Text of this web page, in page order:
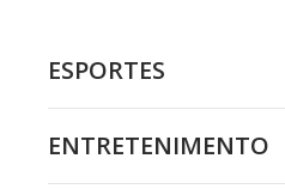
ESPORTES
ENTRETENIMENTO